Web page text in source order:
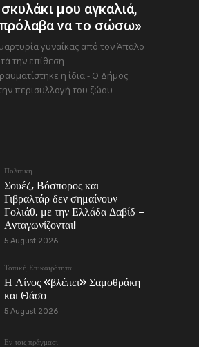
μου αγκαλιά,
να το σώσω»
γυναίκας από τον Άπαλο
την επίθεση
η ίδια - Ο Δήμος
περισυλλογή του ζώου
Πολιτικη
Σουέζ, Βόσπορος και
Γιβραλτάρ δεν σημαίνουν
Γολιάθ, με την Ελλάδα Δαβίδ –
Ανταγωνίζονται!
5 August 2026
Τοπική Επικαιρότητα
Η Αίνος «βλέπει» Σαμοθράκη
και Θάσο
5 August 2026
Εν τοις πράγμασι